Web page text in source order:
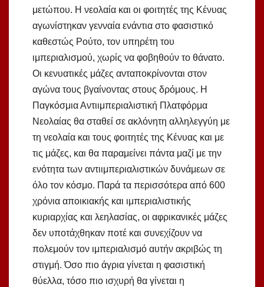
μετώπου. Η νεολαία και οι φοιτητές της Κένυας
αγωνίστηκαν γενναία ενάντια στο φασιστικό
καθεστώς Ρούτο, τον υπηρέτη του
ιμπεριαλισμού, χωρίς να φοβηθούν το θάνατο.
Οι κενυατικές μάζες ανταποκρίνονται στον
αγώνα τους βγαίνοντας στους δρόμους. Η
Παγκόσμια Αντιιμπεριαλιστική Πλατφόρμα
Νεολαίας θα σταθεί σε ακλόνητη αλληλεγγύη με
τη νεολαία και τους φοιτητές της Κένυας και με
τις μάζες, και θα παραμείνει πάντα μαζί με την
ενότητα των αντιιμπεριαλιστικών δυνάμεων σε
όλο τον κόσμο. Παρά τα περισσότερα από 600
χρόνια αποικιακής και ιμπεριαλιστικής
κυριαρχίας και λεηλασίας, οι αφρικανικές μάζες
δεν υποτάχθηκαν ποτέ και συνεχίζουν να
πολεμούν τον ιμπεριαλισμό αυτήν ακριβώς τη
στιγμή. Όσο πιο άγρια γίνεται η φασιστική
θύελλα, τόσο πιο ισχυρή θα γίνεται η